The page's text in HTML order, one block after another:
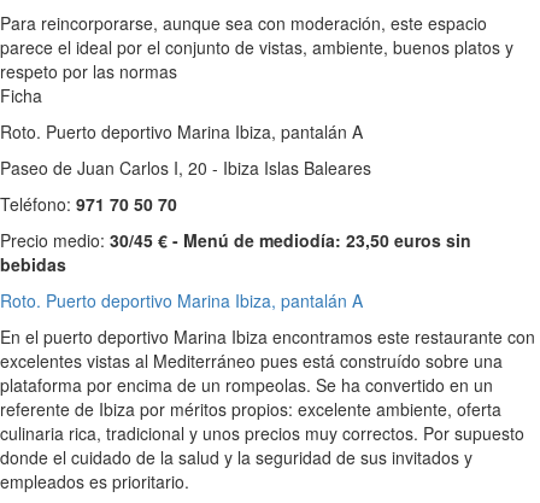
Para reincorporarse, aunque sea con moderación, este espacio
parece el ideal por el conjunto de vistas, ambiente, buenos platos y
respeto por las normas
Ficha
Roto. Puerto deportivo Marina Ibiza, pantalán A
Paseo de Juan Carlos I, 20 - Ibiza Islas Baleares
Teléfono: 971 70 50 70
Precio medio: 30/45 € - Menú de mediodía: 23,50 euros sin
bebidas
Roto. Puerto deportivo Marina Ibiza, pantalán A
En el puerto deportivo Marina Ibiza encontramos este restaurante con
excelentes vistas al Mediterráneo pues está construído sobre una
plataforma por encima de un rompeolas. Se ha convertido en un
referente de Ibiza por méritos propios: excelente ambiente, oferta
culinaria rica, tradicional y unos precios muy correctos. Por supuesto
donde el cuidado de la salud y la seguridad de sus invitados y
empleados es prioritario.